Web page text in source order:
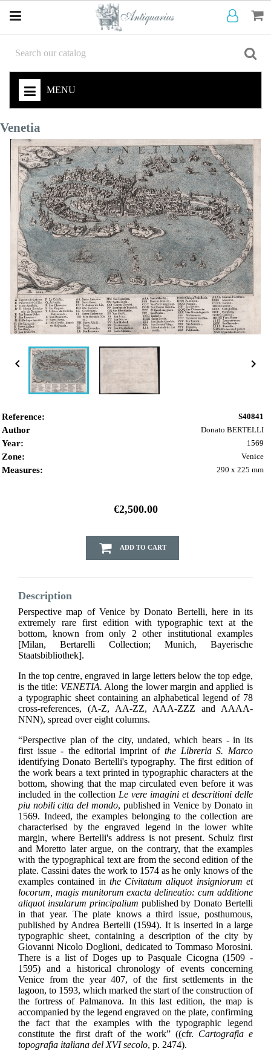
MENU
Venetia
 
Reference: S40841
Author Donato BERTELLI
Year: 1569
Zone: Venice
Measures: 290 x 225 mm
€2,500.00
ADD TO CART
Description
Perspective map of Venice by Donato Bertelli, here in its
extremely rare first edition with typographic text at the
bottom, known from only 2 other institutional examples
[Milan, Bertarelli Collection; Munich, Bayerische
Staatsbibliothek].
In the top centre, engraved in large letters below the top edge,
is the title: VENETIA. Along the lower margin and applied is
a typographic sheet containing an alphabetical legend of 78
cross-references, (A-Z, AA-ZZ, AAA-ZZZ and AAAA-
NNN), spread over eight columns.
“Perspective plan of the city, undated, which bears - in its
first issue - the editorial imprint of the Libreria S. Marco
identifying Donato Bertelli's typography. The first edition of
the work bears a text printed in typographic characters at the
bottom, showing that the map circulated even before it was
included in the collection Le vere imagini et descritioni delle
piu nobili citta del mondo, published in Venice by Donato in
1569. Indeed, the examples belonging to the collection are
characterised by the engraved legend in the lower white
margin, where Bertelli's address is not present. Schulz first
and Moretto later argue, on the contrary, that the examples
with the typographical text are from the second edition of the
plate. Cassini dates the work to 1574 as he only knows of the
examples contained in the Civitatum aliquot insigniorum et
locorum, magis munitorum exacta delineatio: cum additione
aliquot insularum principalium published by Donato Bertelli
in that year. The plate knows a third issue, posthumous,
published by Andrea Bertelli (1594). It is inserted in a large
typographic sheet, containing a description of the city by
Giovanni Nicolo Doglioni, dedicated to Tommaso Morosini.
There is a list of Doges up to Pasquale Cicogna (1509 -
1595) and a historical chronology of events concerning
Venice from the year 407, of the first settlements in the
lagoon, to 1593, which marked the start of the construction of
the fortress of Palmanova. In this last edition, the map is
accompanied by the legend engraved on the plate, confirming
the fact that the examples with the typographic legend
constitute the first draft of the work” ((cfr. Cartografia e
topografia italiana del XVI secolo, p. 2474).